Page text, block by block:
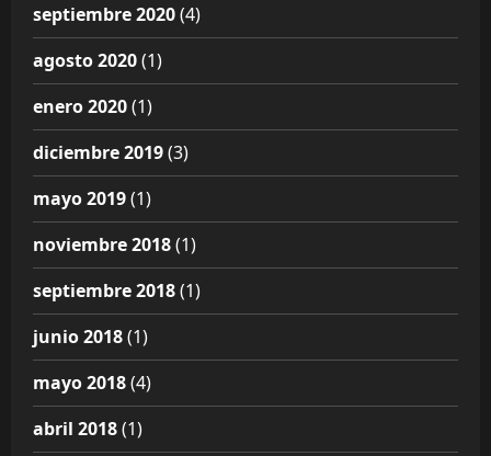
septiembre 2020(4)
agosto 2020(1)
enero 2020(1)
diciembre 2019(3)
mayo 2019(1)
noviembre 2018(1)
septiembre 2018(1)
junio 2018(1)
mayo 2018(4)
abril 2018(1)